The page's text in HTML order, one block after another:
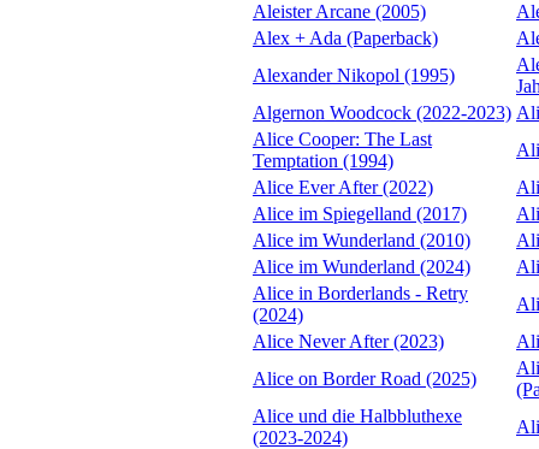
Aleister Arcane (2005)
Alex + Ada (Paperback)
Alexander Nikopol (1995)
Algernon Woodcock (2022-2023)
Alice Cooper: The Last
Temptation (1994)
Alice Ever After (2022)
Alice im Spiegelland (2017)
Alice im Wunderland (2010)
Alice im Wunderland (2024)
Alice in Borderlands - Retry
(2024)
Alice Never After (2023)
Alice on Border Road (2025)
Alice und die Halbbluthexe
(2023-2024)